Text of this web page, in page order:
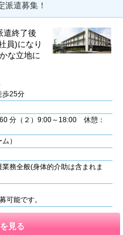
派遣募集！
遣終了後
員)になり
な立地に
25分
分（２）9:00～18:00 休憩：
）
務全般(身体的介助は含まれま
可能です。
見る